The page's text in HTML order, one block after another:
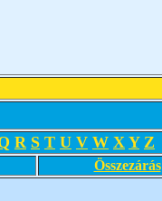
R S T U V W X Y Z
Összezárás